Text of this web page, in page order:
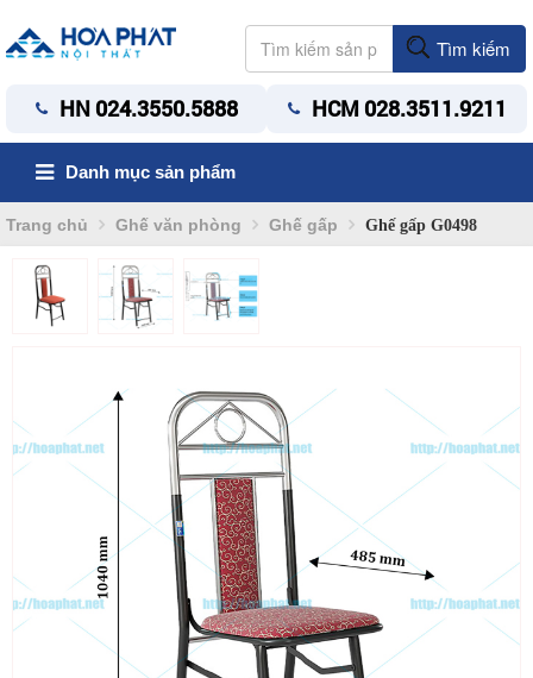
Tìm kiếm
HN 024.3550.5888 HCM 028.3511.9211
Danh mục sản phẩm
Trang chủ Ghế văn phòng Ghế gấp Ghế gấp G0498